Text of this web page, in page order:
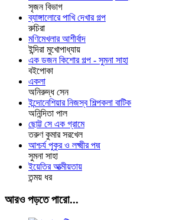
সৃজন বিভাগ
ব্যাঙ্গালোরে পাখি দেখার গল্প
রুচিরা
মণিমেখলার আশীর্বাদ
ইন্দিরা মুখোপাধ্যায়
এক ডজন কিশোর গল্প - সুমনা সাহা
বইপোকা
একলা
অনিরুদ্ধ সেন
ইন্দোনেশিয়ার নিজস্ব শিল্পকলা বাটিক
অনিন্দিতা পাল
ছোট্ট সে এক গ্রামে
তরুণ কুমার সরখেল
আশ্চর্য পুকুর ও লক্ষ্মীর পদ্ম
সুমনা সাহা
ইয়েতির আত্মীয়তায়
তন্ময় ধর
আরও পড়তে পারো...